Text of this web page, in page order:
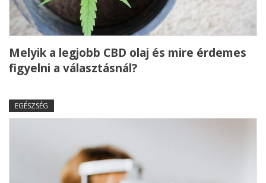
Melyik a legjobb CBD olaj és mire érdemes
figyelni a választásnál?
EGÉSZSÉG